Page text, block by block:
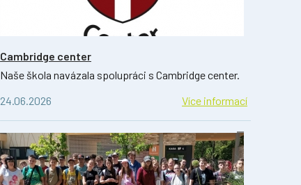
Cambridge center
Naše škola navázala spolupráci s Cambridge center.
24.06.2026
Více informací